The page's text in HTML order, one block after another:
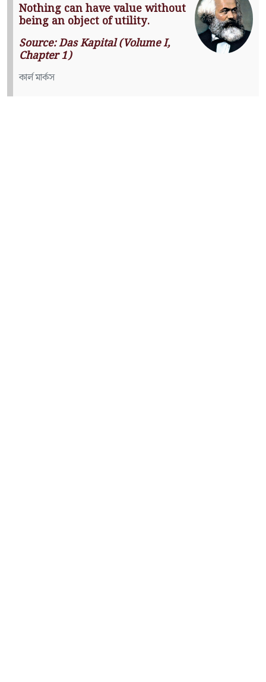
Nothing can have value without
being an object of utility.
Source: Das Kapital (Volume I,
Chapter 1)
কার্ল মার্কস